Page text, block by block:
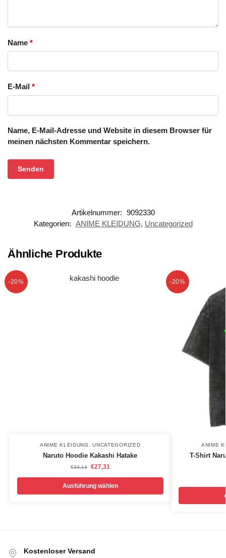
Name *
E-Mail *
Name, E-Mail-Adresse und Website in diesem Browser für
meinen nächsten Kommentar speichern.
Artikelnummer: 9092330
Kategorien: ANIME KLEIDUNG, Uncategorized
Ähnliche Produkte
-20%
ANIME KLEIDUNG ,UNCATEGORIZED
Naruto Hoodie Kakashi Hatake
€34,14 €27,31
Ausführung wählen
-20%
ANIME
T-Shirt
Kostenloser Versand